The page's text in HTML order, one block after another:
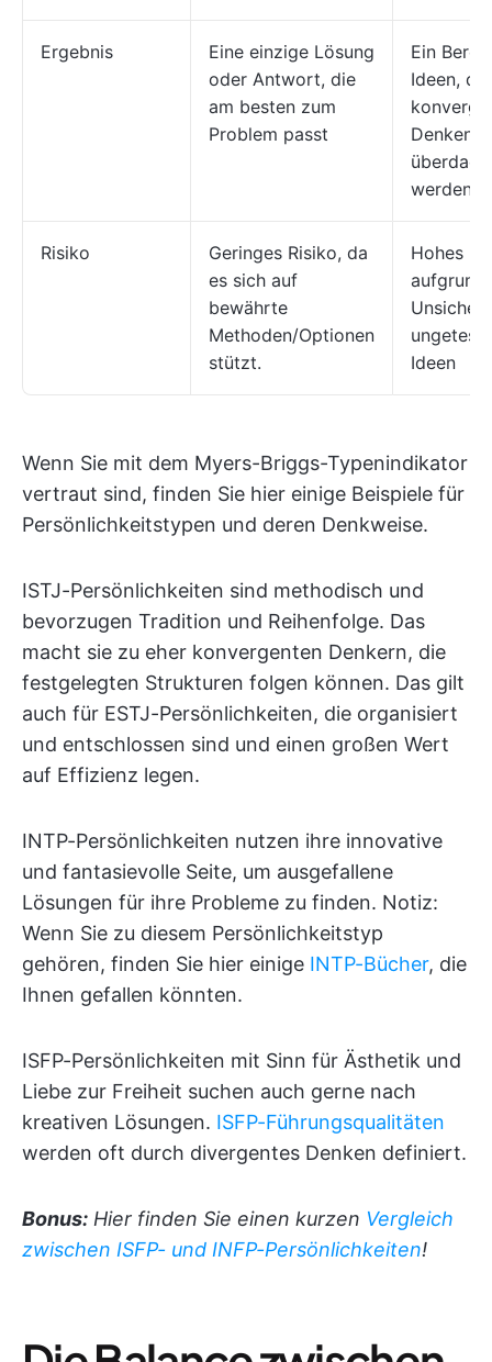
Ergebnis
Eine einzige Lösung
oder Antwort, die
am besten zum
Problem passt
Ein
Ideen,
Denken
werden
Risiko
Geringes Risiko, da
es sich auf
bewährte
Methoden/Optionen
stützt.
Hohes
aufgrund
Ideen
Wenn Sie mit dem Myers-Briggs-Typenindikator
vertraut sind, finden Sie hier einige Beispiele für
Persönlichkeitstypen und deren Denkweise.
ISTJ-Persönlichkeiten sind methodisch und
bevorzugen Tradition und Reihenfolge. Das
macht sie zu eher konvergenten Denkern, die
festgelegten Strukturen folgen können. Das gilt
auch für ESTJ-Persönlichkeiten, die organisiert
und entschlossen sind und einen großen Wert
auf Effizienz legen.
INTP-Persönlichkeiten nutzen ihre innovative
und fantasievolle Seite, um ausgefallene
Lösungen für ihre Probleme zu finden. Notiz:
Wenn Sie zu diesem Persönlichkeitstyp
gehören, finden Sie hier einige INTP-Bücher, die
Ihnen gefallen könnten.
ISFP-Persönlichkeiten mit Sinn für Ästhetik und
Liebe zur Freiheit suchen auch gerne nach
kreativen Lösungen. ISFP-Führungsqualitäten
werden oft durch divergentes Denken definiert.
Bonus: Hier finden Sie einen kurzen Vergleich
zwischen ISFP- und INFP-Persönlichkeiten!